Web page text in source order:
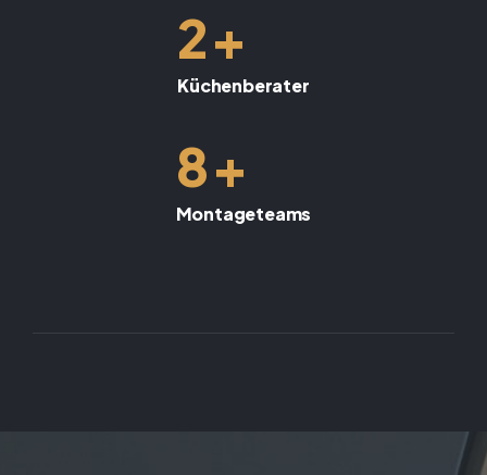
2+
Küchenberater
8+
Montageteams